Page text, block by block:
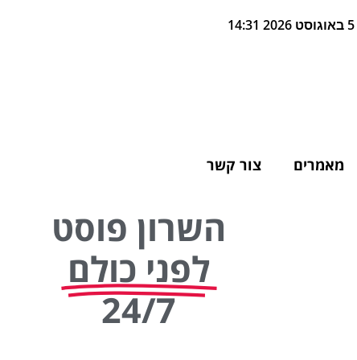
5 באוגוסט 2026 14:31
מאמרים צור קשר
השרון פוסט
לפני כולם
24/7